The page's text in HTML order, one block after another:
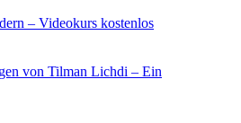
– Videokurs kostenlos
von Tilman Lichdi – Ein